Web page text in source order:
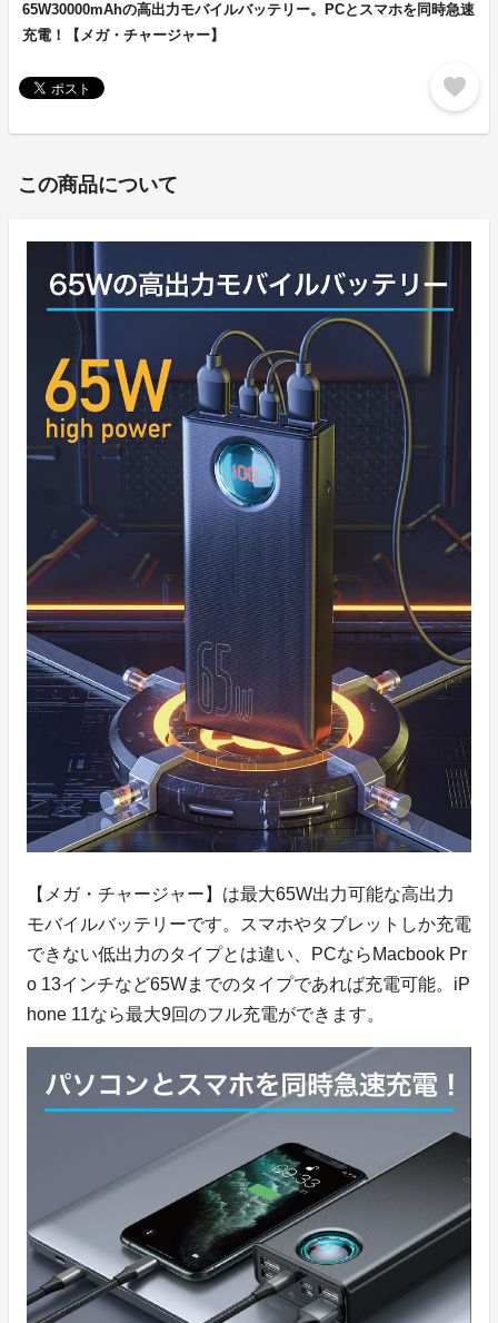
65W30000mAhの高出力モバイルバッテリー。PCとスマホを同時急速
充電！【メガ・チャージャー】
favorite
この商品について
【メガ・チャージャー】は最大65W出力可能な高出力
モバイルバッテリーです。スマホやタブレットしか充電
できない低出力のタイプとは違い、PCならMacbook Pr
o 13インチなど65Wまでのタイプであれば充電可能。iP
hone 11なら最大9回のフル充電ができます。